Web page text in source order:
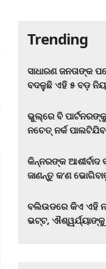
Trending
ସାଧାରଣ ଜନତାଙ୍କ
ବଦଳୁଛି ଏହି ୫ ବଡ଼
ଭୁଲ୍‌ରେ ବି
ନଚେତ୍‌ ନର୍କ
କିନ୍ନରଙ୍କ
ଜାଣନ୍ତୁ କ’ଣ
ବଲିଉଡରେ କିଏ ଏହି
ଭଟ୍ଟ,